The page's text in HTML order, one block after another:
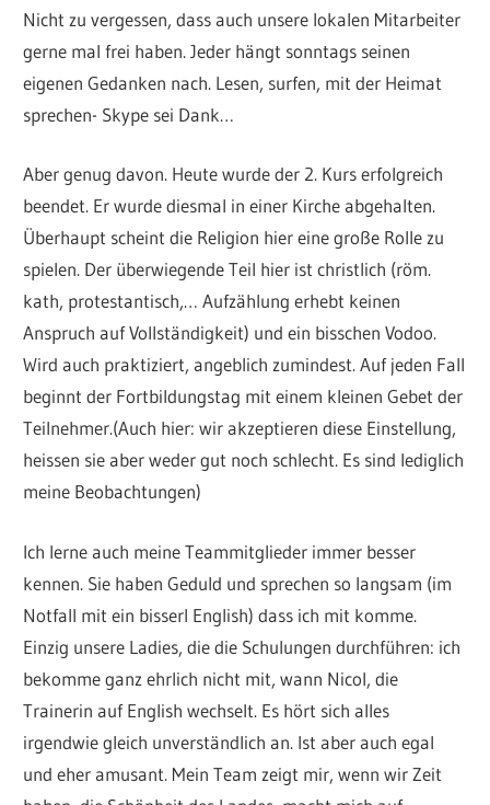
Nicht zu vergessen, dass auch unsere lokalen Mitarbeiter
gerne mal frei haben. Jeder hängt sonntags seinen
eigenen Gedanken nach. Lesen, surfen, mit der Heimat
sprechen- Skype sei Dank…
Aber genug davon. Heute wurde der 2. Kurs erfolgreich
beendet. Er wurde diesmal in einer Kirche abgehalten.
Überhaupt scheint die Religion hier eine große Rolle zu
spielen. Der überwiegende Teil hier ist christlich (röm.
kath, protestantisch,… Aufzählung erhebt keinen
Anspruch auf Vollständigkeit) und ein bisschen Vodoo.
Wird auch praktiziert, angeblich zumindest. Auf jeden Fall
beginnt der Fortbildungstag mit einem kleinen Gebet der
Teilnehmer.(Auch hier: wir akzeptieren diese Einstellung,
heissen sie aber weder gut noch schlecht. Es sind lediglich
meine Beobachtungen)
Ich lerne auch meine Teammitglieder immer besser
kennen. Sie haben Geduld und sprechen so langsam (im
Notfall mit ein bisserl English) dass ich mit komme.
Einzig unsere Ladies, die die Schulungen durchführen: ich
bekomme ganz ehrlich nicht mit, wann Nicol, die
Trainerin auf English wechselt. Es hört sich alles
irgendwie gleich unverständlich an. Ist aber auch egal
und eher amusant. Mein Team zeigt mir, wenn wir Zeit